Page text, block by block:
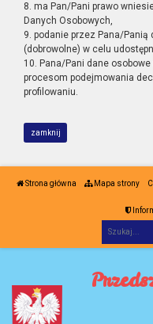
8. ma Pan/Pani prawo
Danych Osobowych,
9. podanie przez Pana/
(dobrowolne) w celu
10. Pana/Pani dane
procesom podejmowania
profilowaniu.
zamknij
Strona główna Mapa strony